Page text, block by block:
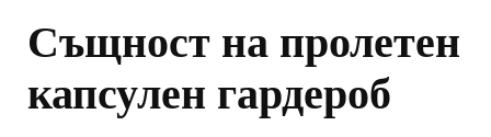
Същност на пролетен
капсулен гардероб